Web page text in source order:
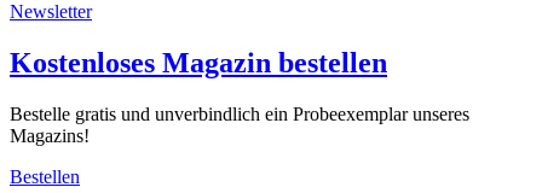
Newsletter
Kostenloses Magazin bestellen
Bestelle gratis und unverbindlich ein Probeexemplar unseres
Magazins!
Bestellen